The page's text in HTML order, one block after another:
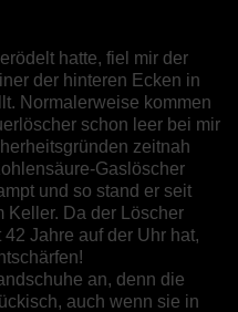
hatte, fiel mir der
der hinteren Ecken in
Normalerweise kommen
schon leer bei mir
zeitnah
Gaslöscher
und so stand er seit
Keller. Da der Löscher
Jahre auf der Uhr hat,
an, denn die
auch wenn sie in